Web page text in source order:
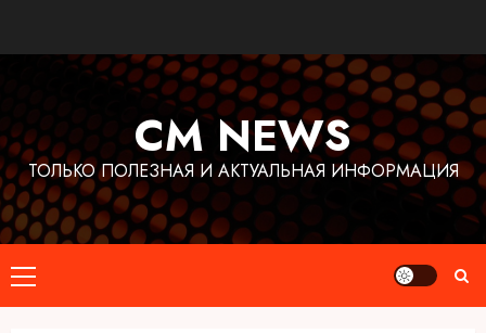
содержимому
CM NEWS
ТОЛЬКО ПОЛЕЗНАЯ И АКТУАЛЬНАЯ ИНФОРМАЦИЯ
Основное
меню